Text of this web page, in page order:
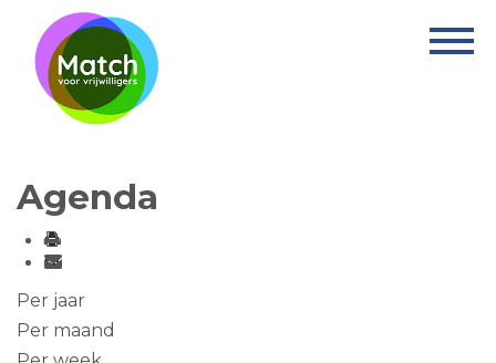
Home
Activiteiten
Informatie
Agenda
Per jaar
Per maand